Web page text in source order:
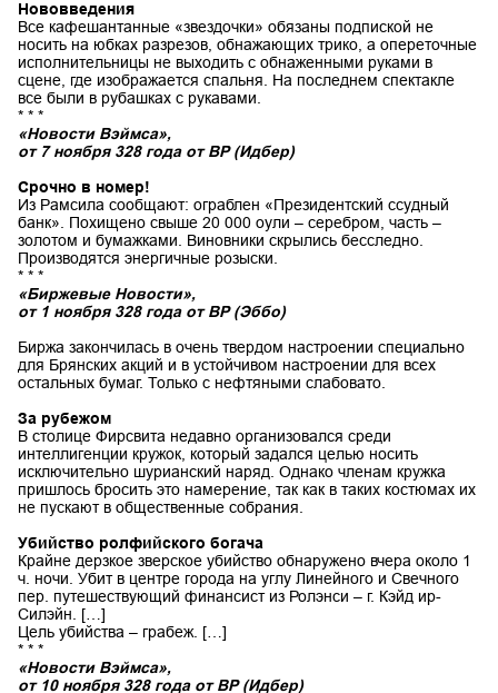
Нововведения
Все кафешантанные «звездочки» обязаны подпиской не
носить на юбках разрезов, обнажающих трико, а опереточные
исполнительницы не выходить с обнаженными руками в
сцене, где изображается спальня. На последнем спектакле
все были в рубашках с рукавами.
* * *
«Новости Вэймса»,
от 7 ноября 328 года от ВР (Идбер)
Срочно в номер!
Из Рамсила сообщают: ограблен «Президентский ссудный
банк». Похищено свыше 20 000 оули – серебром, часть –
золотом и бумажками. Виновники скрылись бесследно.
Производятся энергичные розыски.
* * *
«Биржевые Новости»,
от 1 ноября 328 года от ВР (Эббо)
Биржа закончилась в очень твердом настроении специально
для Брянских акций и в устойчивом настроении для всех
остальных бумаг. Только с нефтяными слабовато.
За рубежом
В столице Фирсвита недавно организовался среди
интеллигенции кружок, который задался целью носить
исключительно шурианский наряд. Однако членам кружка
пришлось бросить это намерение, так как в таких костюмах их
не пускают в общественные собрания.
Убийство ролфийского богача
Крайне дерзкое зверское убийство обнаружено вчера около 1
ч. ночи. Убит в центре города на углу Линейного и Свечного
пер. путешествующий финансист из Ролэнси – г. Кэйд ир-
Силэйн. […]
Цель убийства – грабеж. […]
* * *
«Новости Вэймса»,
от 10 ноября 328 года от ВР (Идбер)